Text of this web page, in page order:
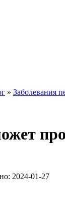
» Заболевания
2024-01-27